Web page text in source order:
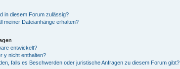
in diesem Forum zulässig?
meiner Dateianhänge erhalten?
entwickelt?
y nicht enthalten?
falls es Beschwerden oder juristische Anfragen zu diesem Forum gibt?